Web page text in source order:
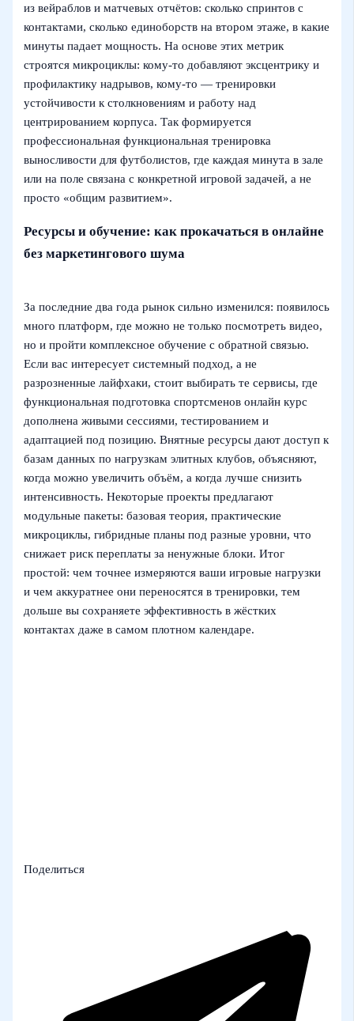
из вейраблов и матчевых отчётов: сколько спринтов с
контактами, сколько единоборств на втором этаже, в какие
минуты падает мощность. На основе этих метрик
строятся микроциклы: кому‑то добавляют эксцентрику и
профилактику надрывов, кому‑то — тренировки
устойчивости к столкновениям и работу над
центрированием корпуса. Так формируется
профессиональная функциональная тренировка
выносливости для футболистов, где каждая минута в зале
или на поле связана с конкретной игровой задачей, а не
просто «общим развитием».
Ресурсы и обучение: как прокачаться в онлайне
без маркетингового шума
За последние два года рынок сильно изменился: появилось
много платформ, где можно не только посмотреть видео,
но и пройти комплексное обучение с обратной связью.
Если вас интересует системный подход, а не
разрозненные лайфхаки, стоит выбирать те сервисы, где
функциональная подготовка спортсменов онлайн курс
дополнена живыми сессиями, тестированием и
адаптацией под позицию. Внятные ресурсы дают доступ к
базам данных по нагрузкам элитных клубов, объясняют,
когда можно увеличить объём, а когда лучше снизить
интенсивность. Некоторые проекты предлагают
модульные пакеты: базовая теория, практические
микроциклы, гибридные планы под разные уровни, что
снижает риск переплаты за ненужные блоки. Итог
простой: чем точнее измеряются ваши игровые нагрузки
и чем аккуратнее они переносятся в тренировки, тем
дольше вы сохраняете эффективность в жёстких
контактах даже в самом плотном календаре.
Поделиться